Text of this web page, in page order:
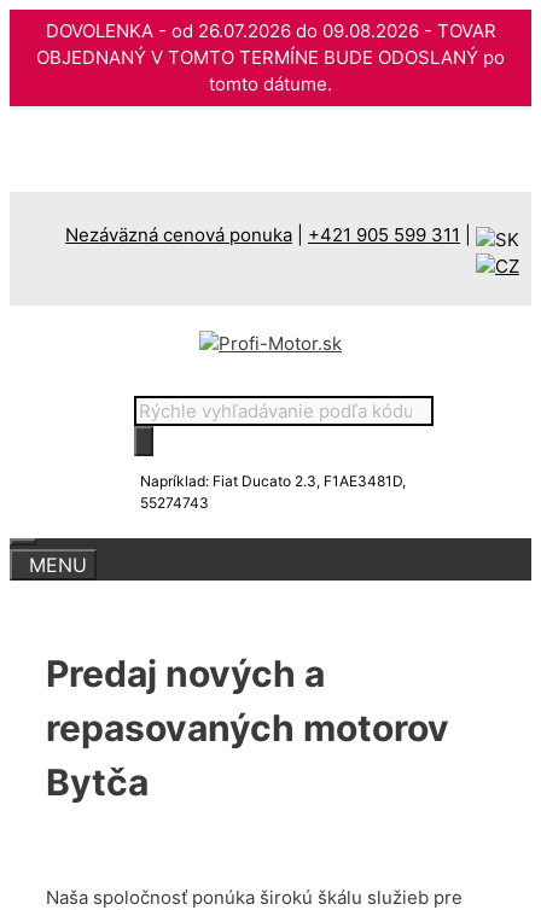
DOVOLENKA - od 26.07.2026 do 09.08.2026 - TOVAR
OBJEDNANÝ V TOMTO TERMÍNE BUDE ODOSLANÝ po
tomto dátume.
Nezáväzná cenová ponuka +421 905 599 311
Products
search
Napríklad: Fiat Ducato 2.3, F1AE3481D,
55274743
Predaj nových a
repasovaných motorov
Bytča
Naša spoločnosť ponúka širokú škálu služieb pre